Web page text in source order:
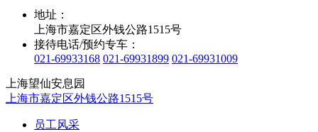
地址：
上海市嘉定区外钱公路1515号
接待电话/预约专车：
021-69933168 021-69931899 021-69931009
上海望仙安息园
上海市嘉定区外钱公路1515号
员工风采